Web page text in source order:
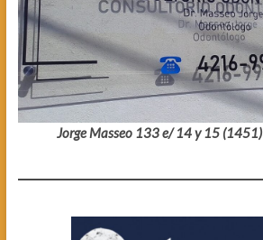
Jorge Masseo 133 e/ 14 y 15 (1451)